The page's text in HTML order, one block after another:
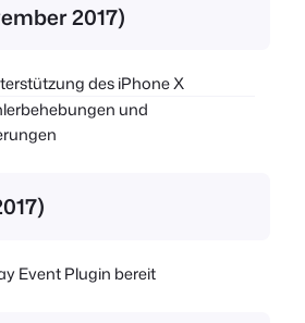
2017)
des iPhone X
und
Event Plugin bereit